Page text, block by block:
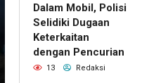
Dalam Mobil, Polisi
Selidiki Dugaan
Keterkaitan
dengan Pencurian
13 Redaksi